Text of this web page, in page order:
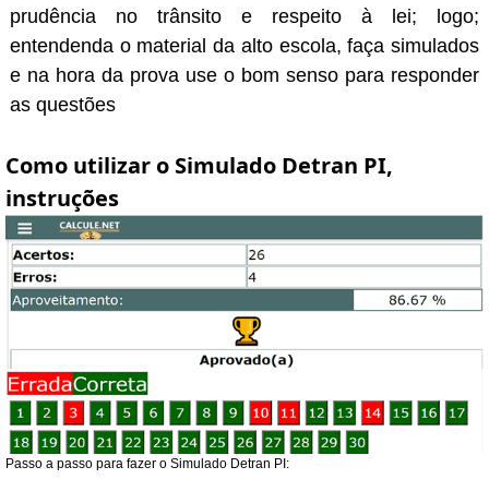
prudência no trânsito e respeito à lei; logo;
entendenda o material da alto escola, faça simulados
e na hora da prova use o bom senso para responder
as questões
Como utilizar o Simulado Detran PI,
instruções
Passo a passo para fazer o Simulado Detran PI: